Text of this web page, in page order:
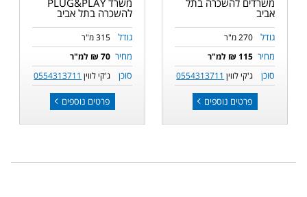
אביב
גודל 270 מ"ר
מחיר 115 ₪ למ"ר
סוכן ג'קי לווין 0554313711
פרטים נוספים
להשכרה בתל אביב
גודל 315 מ"ר
מחיר 70 ₪ למ"ר
סוכן ג'קי לווין 0554313711
פרטים נוספים